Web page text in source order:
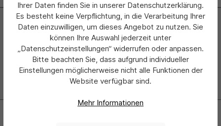
Newsletter
Abonnieren Sie jetzt einfach unseren regelmäßig
erscheinenden Newsletter und Sie werden stets als Erster
über neue Produkte und Angebote informiert.
Zur Newsletter Anmeldung
Ihrer Daten finden Sie in unserer Datenschutzerklärung.
Es besteht keine Verpflichtung, in die Verarbeitung Ihrer
Daten einzuwilligen, um dieses Angebot zu nutzen. Sie
können Ihre Auswahl jederzeit unter
„Datenschutzeinstellungen“ widerrufen oder anpassen.
Bitte beachten Sie, dass aufgrund individueller
Einstellungen möglicherweise nicht alle Funktionen der
Website verfügbar sind.
Mehr Informationen